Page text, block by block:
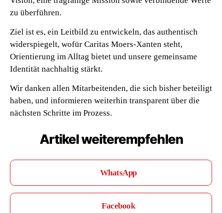
zu überführen.
Ziel ist es, ein Leitbild zu entwickeln, das authentisch
widerspiegelt, wofür Caritas Moers-Xanten steht,
Orientierung im Alltag bietet und unsere gemeinsame
Identität nachhaltig stärkt.
Wir danken allen Mitarbeitenden, die sich bisher beteiligt
haben, und informieren weiterhin transparent über die
nächsten Schritte im Prozess.
Artikel weiterempfehlen
WhatsApp
Facebook